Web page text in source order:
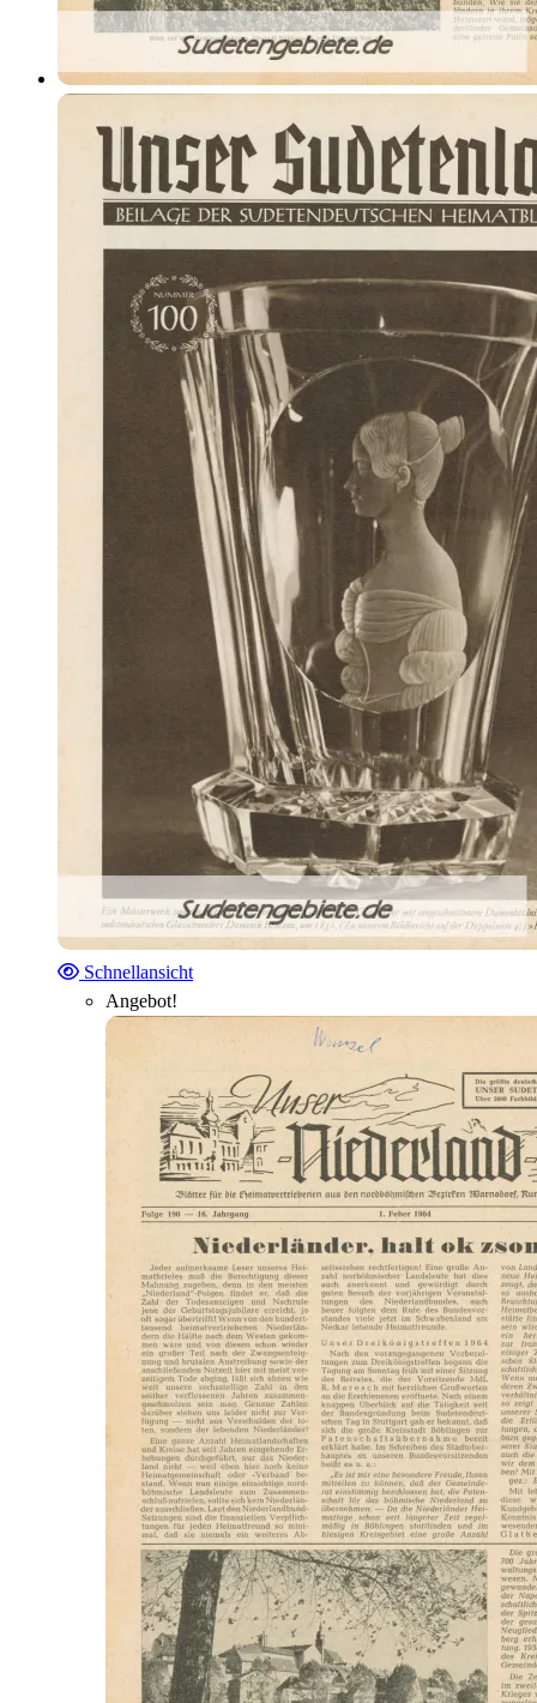
Schnellansicht
Angebot!